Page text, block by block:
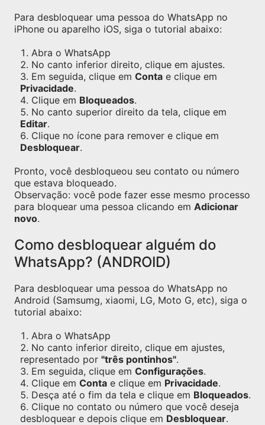
Para desbloquear uma pessoa do WhatsApp no
iPhone ou aparelho iOS, siga o tutorial abaixo:
Abra o WhatsApp
No canto inferior direito, clique em ajustes.
Em seguida, clique em Conta e clique em
Privacidade.
Clique em Bloqueados.
No canto superior direito da tela, clique em
Editar.
Clique no ícone para remover e clique em
Desbloquear.
Pronto, você desbloqueou seu contato ou número
que estava bloqueado.
Observação: você pode fazer esse mesmo processo
para bloquear uma pessoa clicando em Adicionar
novo.
Como desbloquear alguém do
WhatsApp? (ANDROID)
Para desbloquear uma pessoa do WhatsApp no
Android (Samsumg, xiaomi, LG, Moto G, etc), siga o
tutorial abaixo:
Abra o WhatsApp
No canto inferior direito, clique em ajustes,
representado por "três pontinhos".
Em seguida, clique em Configurações.
Clique em Conta e clique em Privacidade.
Desça até o fim da tela e clique em Bloqueados.
Clique no contato ou número que você deseja
desbloquear e depois clique em Desbloquear.